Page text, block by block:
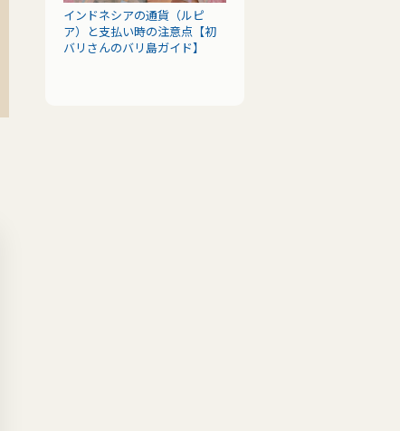
インドネシアの通貨（ルピ
ア）と支払い時の注意点【初
バリさんのバリ島ガイド】